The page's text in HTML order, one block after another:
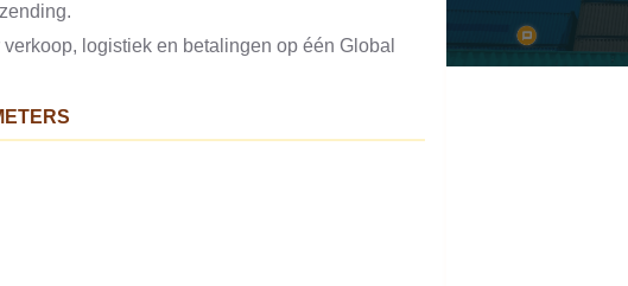
logistiek en betalingen op één Global